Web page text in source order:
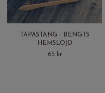
TAPASTÅNG - BENGTS
HEMSLÖJD
65 kr